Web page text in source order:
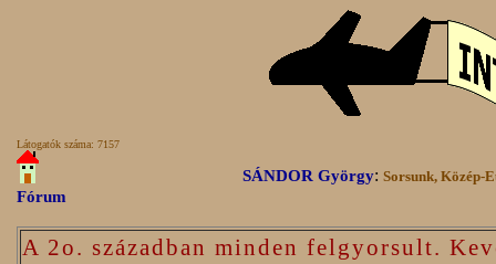
Látogatók száma: 7157
Fórum
SÁNDOR György: Sorsunk, Közép-
A 2o. században minden felgyorsult.